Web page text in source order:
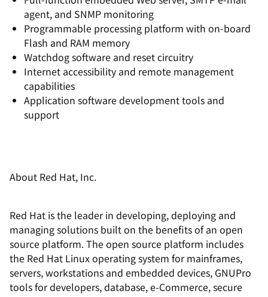
agent, and SNMP monitoring
Programmable processing platform with on-board
Flash and RAM memory
Watchdog software and reset circuitry
Internet accessibility and remote management
capabilities
Application software development tools and
support
About Red Hat, Inc.
Red Hat is the leader in developing, deploying and
managing solutions built on the benefits of an open
source platform. The open source platform includes
the Red Hat Linux operating system for mainframes,
servers, workstations and embedded devices, GNUPro
tools for developers, database, e-Commerce, secure